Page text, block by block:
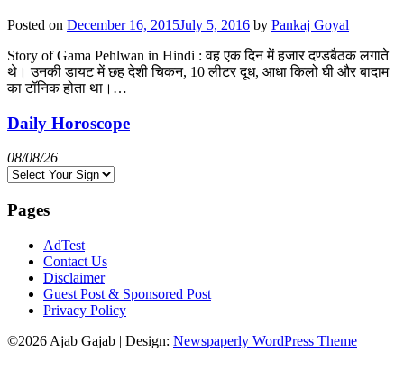
Posted on December 16, 2015July 5, 2016 by Pankaj Goyal
Story of Gama Pehlwan in Hindi : वह एक दिन में हजार दण्डबैठक लगाते
थे। उनकी डायट में छह देशी चिकन, 10 लीटर दूध, आधा किलो घी और बादाम
का टॉनिक होता था।…
Daily Horoscope
08/08/26
Pages
AdTest
Contact Us
Disclaimer
Guest Post & Sponsored Post
Privacy Policy
©2026 Ajab Gajab | Design: Newspaperly WordPress Theme